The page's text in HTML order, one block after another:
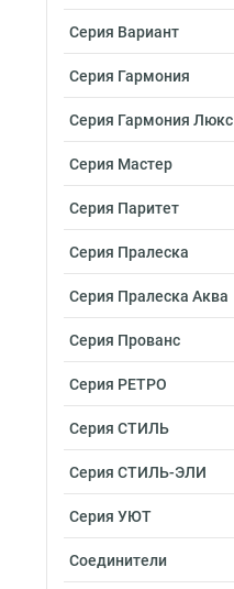
Серия Вариант
Серия Гармония
Серия Гармония Люкс
Серия Мастер
Серия Паритет
Серия Пралеска
Серия Пралеска Аква
Серия Прованс
Серия РЕТРО
Серия СТИЛЬ
Серия СТИЛЬ-ЭЛИ
Серия УЮТ
Соединители